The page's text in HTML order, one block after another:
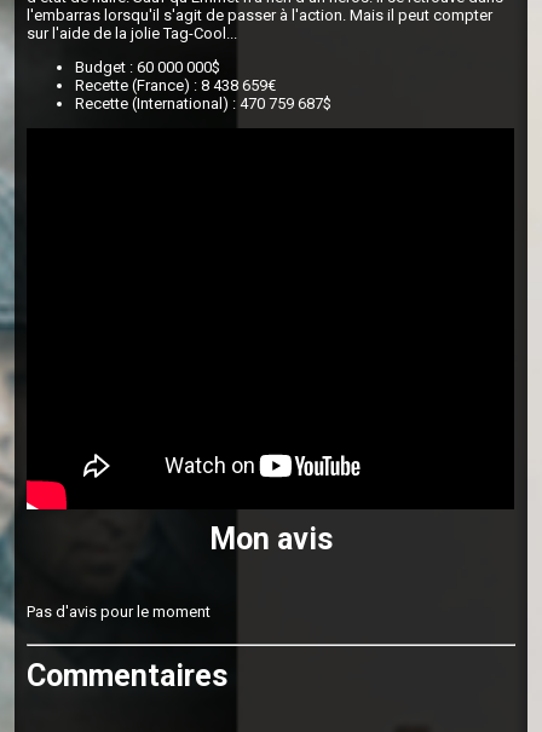
l'embarras lorsqu'il s'agit de passer à l'action. Mais il peut compter
sur l'aide de la jolie Tag-Cool...
Budget : 60 000 000$
Recette (France) : 8 438 659€
Recette (International) : 470 759 687$
Mon avis
Pas d'avis pour le moment
Commentaires